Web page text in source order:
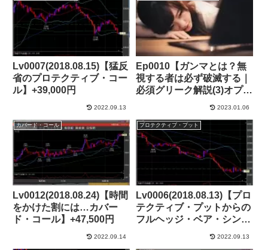
Lv0007(2018.08.15)【猛反
省のプロテクティブ・コー
ル】+39,000円
2022.09.13
Ep0010【ガンマとは？無
視する者は必ず破滅する｜
必須グリーク解説(3)オプシ
2023.01.06
カバード・コール
Lv0012(2018.08.24)【時間
をかけた割には…カバー
ド・コール】+47,500円
2022.09.14
プロテクティブ・プット
Lv0006(2018.08.13)【プロ
テクティブ・プットからの
フルヘッジ・ベア・シンセ
2022.09.13